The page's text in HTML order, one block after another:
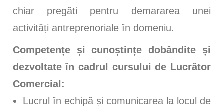
chiar pregăti pentru demararea unei
activități antreprenoriale în domeniu.
Competențe și cunoștințe dobândite și
dezvoltate în cadrul cursului de Lucrător
Comercial:
Lucrul în echipă și comunicarea la locul de